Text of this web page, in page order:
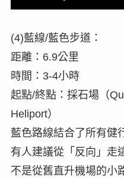
(4)藍線/藍色步道：
距離：6.9公里
時間：3-4小時
起點/終點：採石場（
Heliport）
藍色路線結合了所有健
有人建議從「反向」走
不是從舊直升機場的小